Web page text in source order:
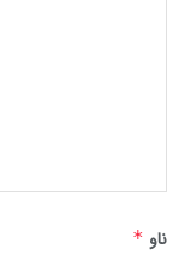
ناو *